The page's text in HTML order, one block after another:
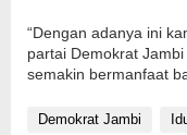
“Dengan adanya ini
partai Demokrat
semakin bermanfaat
Demokrat Jambi